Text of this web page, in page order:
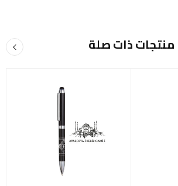
منتجات ذات صلة